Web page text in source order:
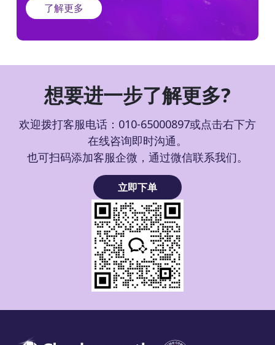
了解更多
想要进一步了解更多?
欢迎拨打客服电话：010-65000897或点击右下方
在线咨询即时沟通。
也可扫码添加客服企微，通过微信联系我们。
立即下单